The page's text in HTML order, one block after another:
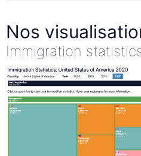
Nos
Immigration